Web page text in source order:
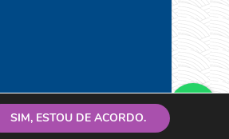
SIM, ESTOU DE ACORDO.